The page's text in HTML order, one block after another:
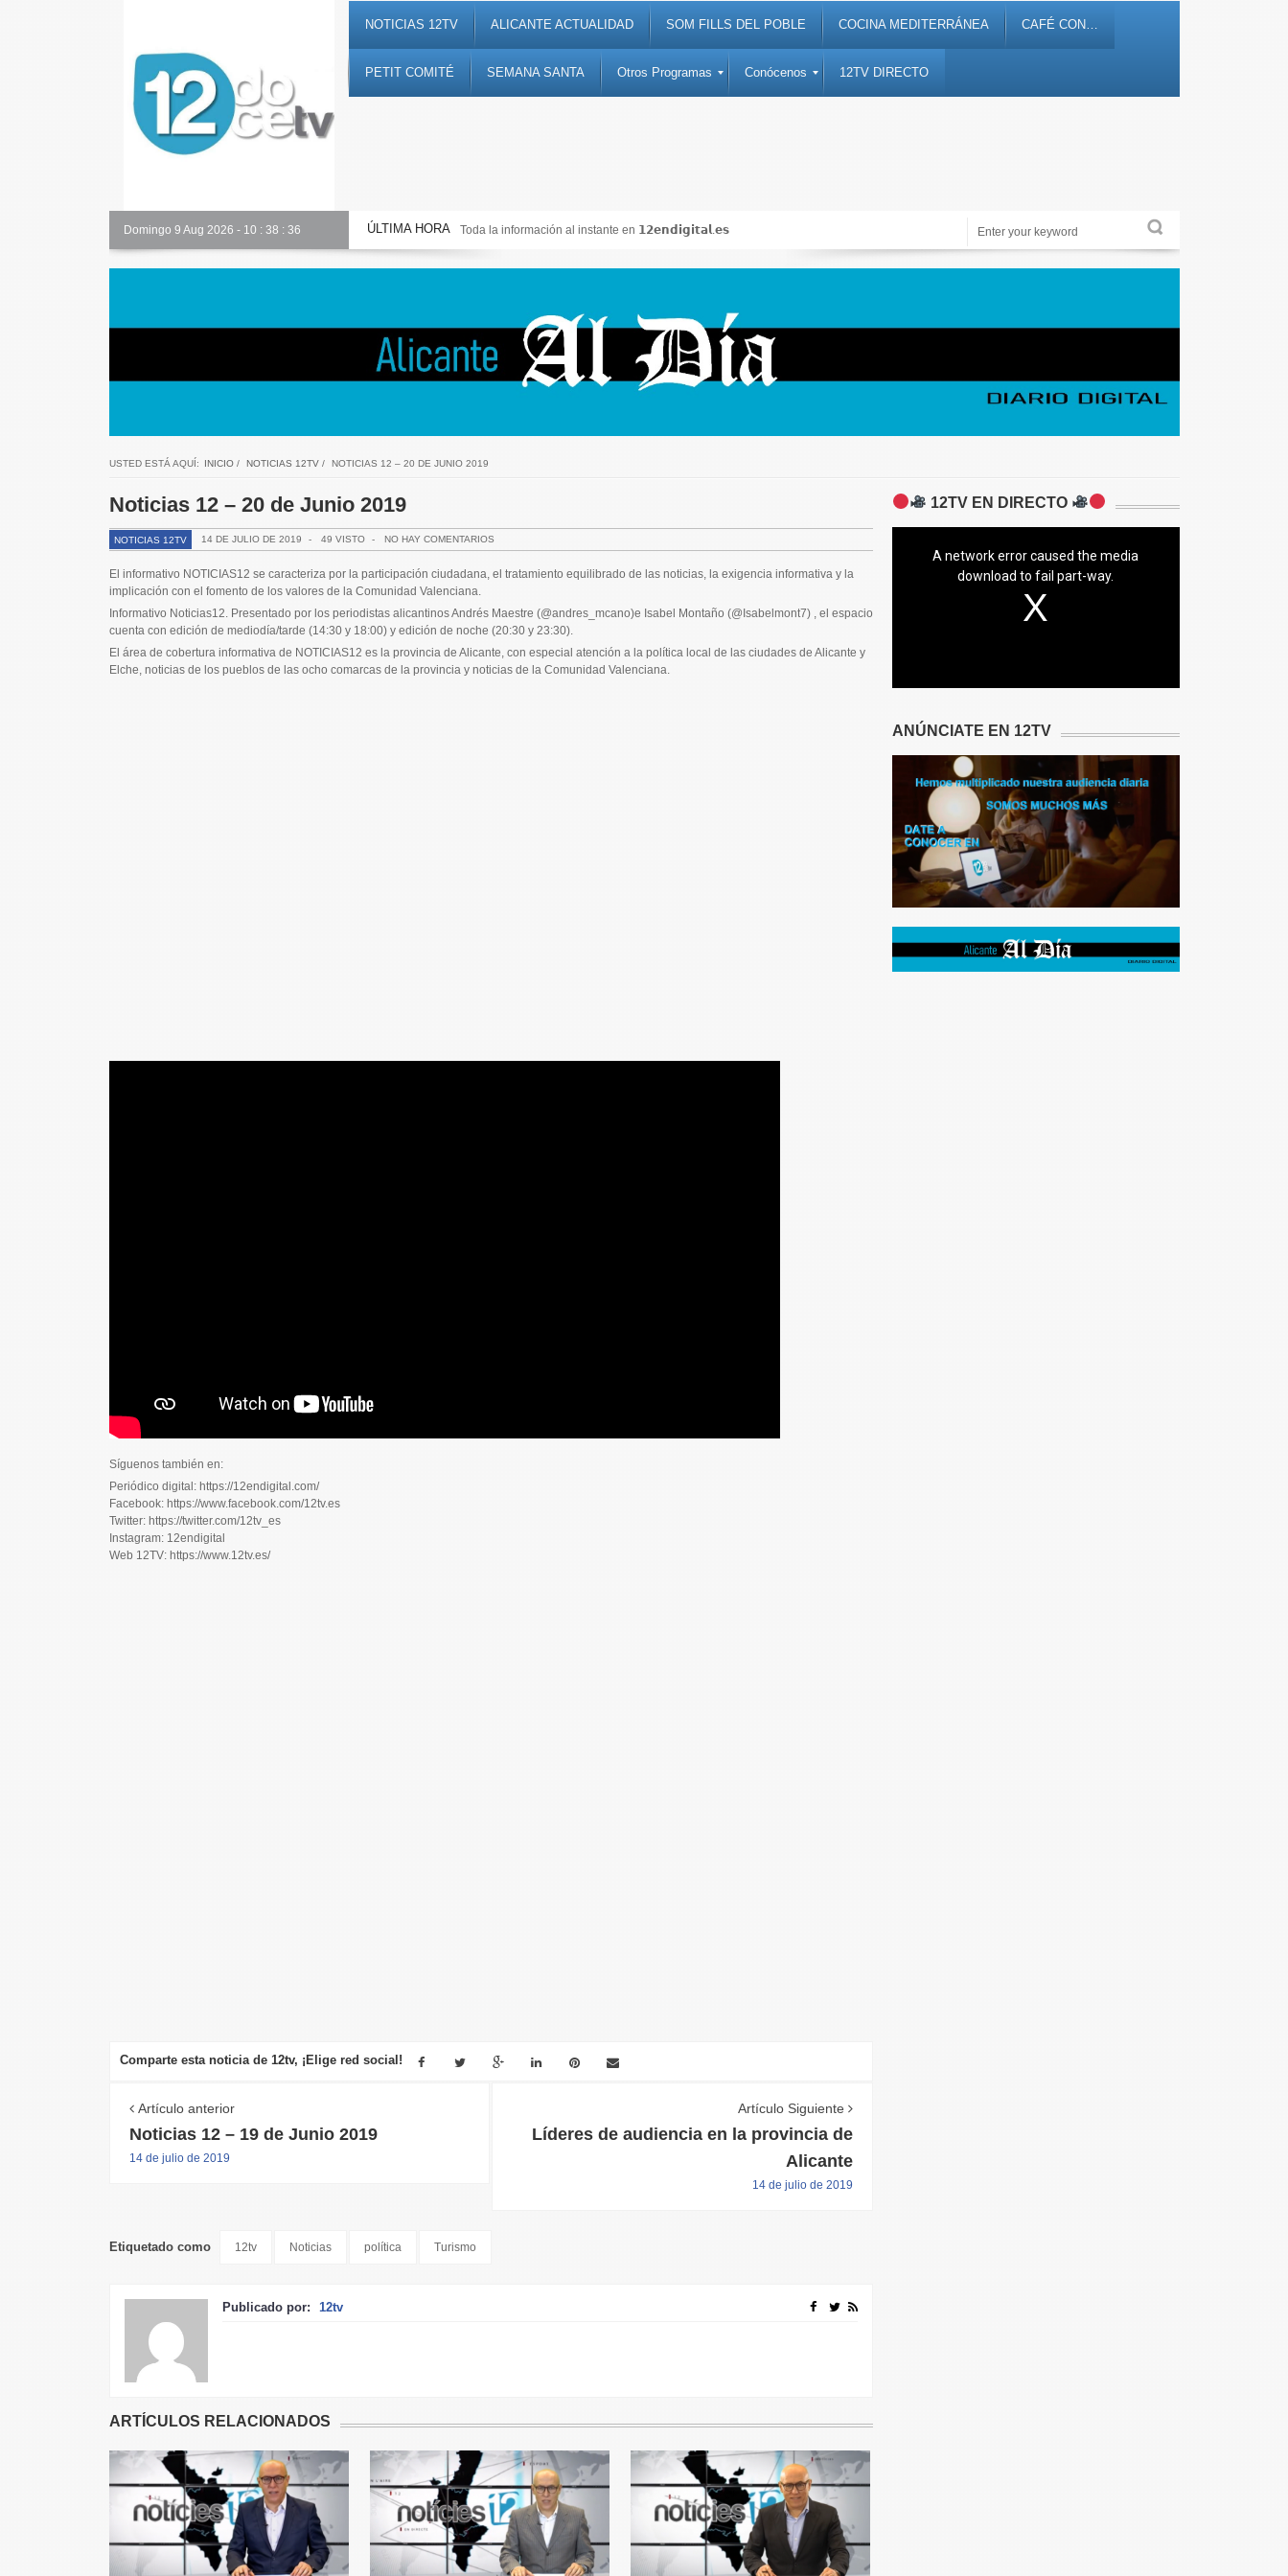
NOTICIAS 12TV ALICANTE ACTUALIDAD SOM FILLS DEL POBLE COCINA MEDITERRÁNEA CAFÉ CON…
PETIT COMITÉ SEMANA SANTA Otros Programas Conócenos 12TV DIRECTO
Domingo 9 Aug 2026 - 10 : 38 : 37 ÚLTIMA HORA
Alicante Actualidad Toda la información al instante en 𝟭𝟮𝗲𝗻𝗱𝗶𝗴𝗶𝘁𝗮𝗹.𝗲𝘀 Noticias, debates, fiestas, cultura, ocio y entretenimiento
USTED ESTÁ AQUÍ: INICIO/ NOTICIAS 12TV/ NOTICIAS 12 – 20 DE JUNIO 2019
Noticias 12 – 20 de Junio 2019
NOTICIAS 12TV 14 DE JULIO DE 2019 - 49 VISTO - NO HAY COMENTARIOS
El informativo NOTICIAS12 se caracteriza por la participación ciudadana, el tratamiento equilibrado de las noticias, la exigencia informativa y la
implicación con el fomento de los valores de la Comunidad Valenciana.
Informativo Noticias12. Presentado por los periodistas alicantinos Andrés Maestre (@andres_mcano)e Isabel Montaño (@Isabelmont7) , el espacio
cuenta con edición de mediodía/tarde (14:30 y 18:00) y edición de noche (20:30 y 23:30).
El área de cobertura informativa de NOTICIAS12 es la provincia de Alicante, con especial atención a la política local de las ciudades de Alicante y
Elche, noticias de los pueblos de las ocho comarcas de la provincia y noticias de la Comunidad Valenciana.
Síguenos también en:
Periódico digital: https://12endigital.com/
Facebook: https://www.facebook.com/12tv.es
Twitter: https://twitter.com/12tv_es
Instagram: 12endigital
Web 12TV: https://www.12tv.es/
Comparte esta noticia de 12tv, ¡Elige red social!
Artículo anterior
Noticias 12 – 19 de Junio 2019
14 de julio de 2019
Artículo Siguiente
Líderes de audiencia en la provincia de
Alicante
14 de julio de 2019
Etiquetado como 12tv Noticias política Turismo
Publicado por: 12tv
ARTÍCULOS RELACIONADOS
12TV EN DIRECTO
A network error caused the media
download to fail part-way.
ANÚNCIATE EN 12TV